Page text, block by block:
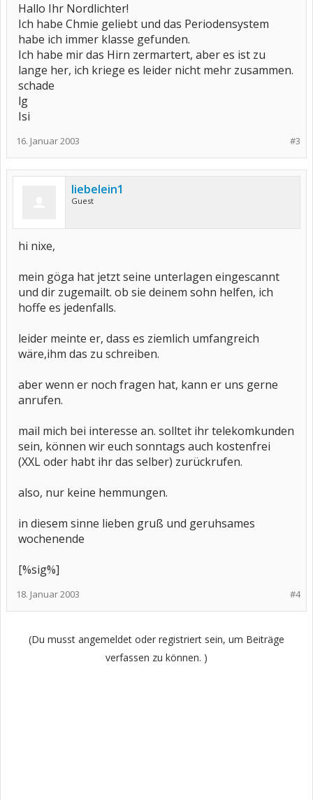
Hallo Ihr Nordlichter!
Ich habe Chmie geliebt und das Periodensystem
habe ich immer klasse gefunden.
Ich habe mir das Hirn zermartert, aber es ist zu
lange her, ich kriege es leider nicht mehr zusammen.
schade
lg
Isi
#3
16. Januar 2003
liebelein1
Guest
hi nixe,
mein göga hat jetzt seine unterlagen eingescannt
und dir zugemailt. ob sie deinem sohn helfen, ich
hoffe es jedenfalls.
leider meinte er, dass es ziemlich umfangreich
wäre,ihm das zu schreiben.
aber wenn er noch fragen hat, kann er uns gerne
anrufen.
mail mich bei interesse an. solltet ihr telekomkunden
sein, können wir euch sonntags auch kostenfrei
(XXL oder habt ihr das selber) zurückrufen.
also, nur keine hemmungen.
in diesem sinne lieben gruß und geruhsames
wochenende
[%sig%]
#4
18. Januar 2003
(Du musst angemeldet oder registriert sein, um Beiträge
verfassen zu können. )